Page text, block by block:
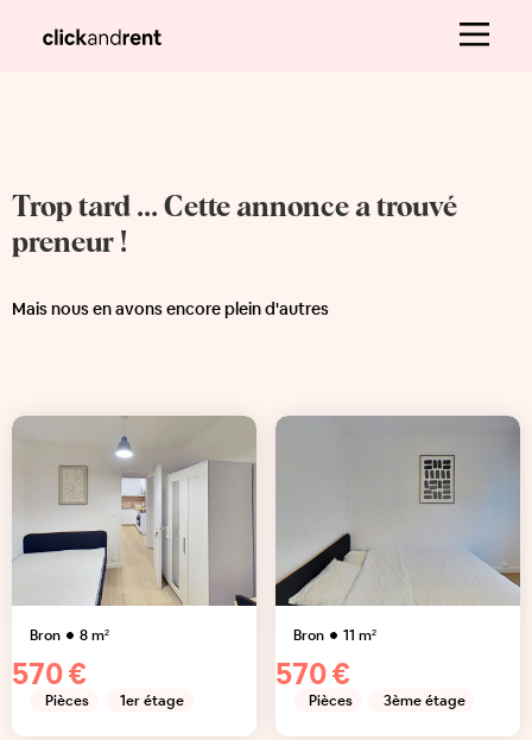
Trop tard ... Cette annonce a trouvé
preneur !
Mais nous en avons encore plein d'autres
Bron 8m²
570 €
Pièces 1er étage
Bron 11 m²
570 €
Pièces 3ème étage